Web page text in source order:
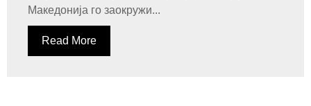
Македонија го заокружи...
Read More